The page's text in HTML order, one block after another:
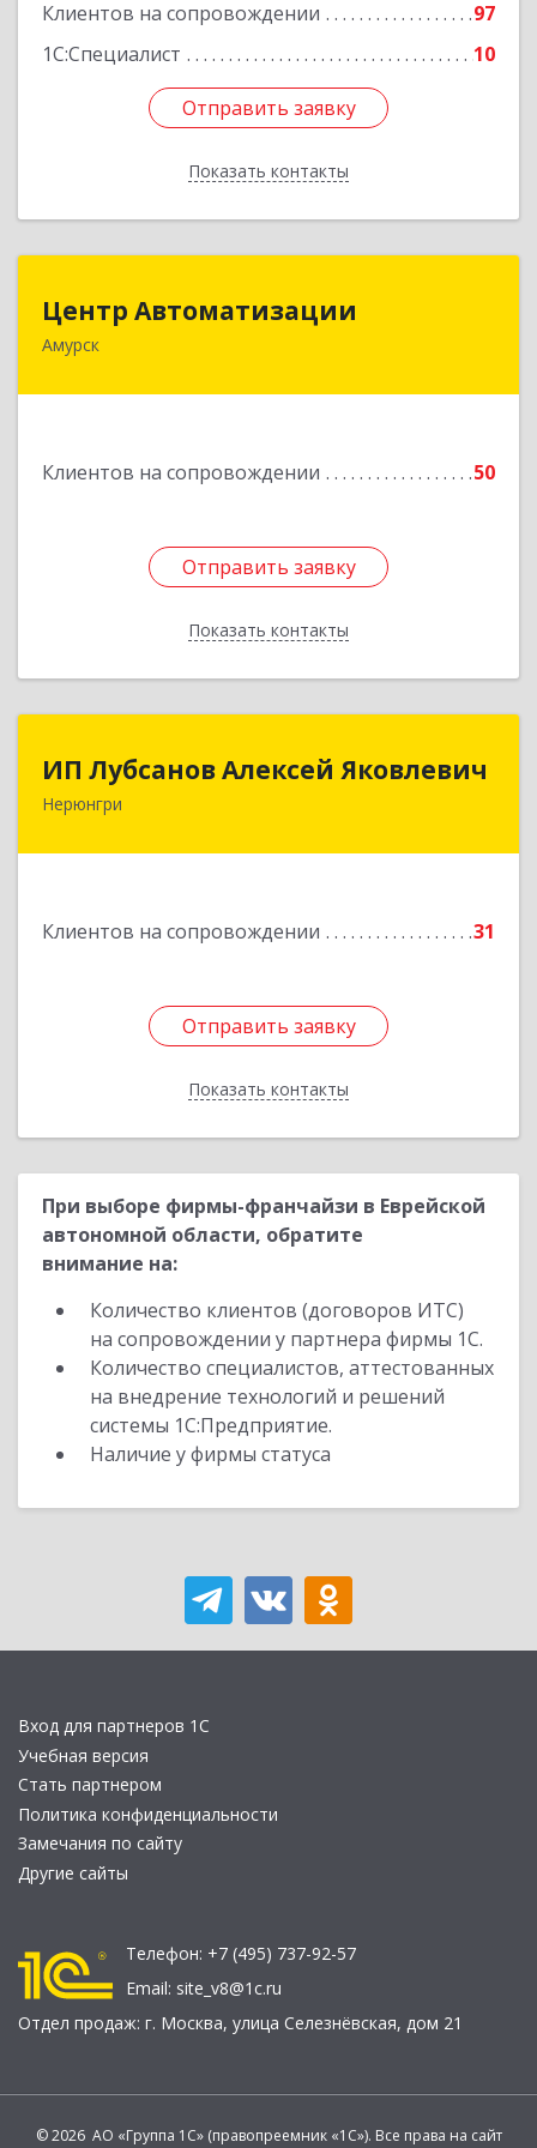
Клиентов на сопровождении
97
1С:Специалист
10
Отправить заявку
Показать контакты
Отправить заявку
Назад
Центр Автоматизации
Амурск
Клиентов на сопровождении 50
Отправить заявку
Показать контакты
682640, Хабаровский край, Амурск г, Мира пр-
Отправить заявку
Назад
ИП Лубсанов Алексей Яковлевич
Нерюнгри
Клиентов на сопровождении 31
Отправить заявку
Показать контакты
ИП Лубсанов Алексей Яковлевич
675002, Амурская область, г. Благовещенск, ул.
Отправить заявку
Назад
При выборе фирмы-франчайзи в Еврейской
автономной области, обратите
внимание на:
Количество клиентов (договоров ИТС)
на сопровождении у партнера фирмы 1С.
Количество специалистов, аттестованных
на внедрение технологий и решений
системы 1С:Предприятие.
Наличие у фирмы статуса
Вход для партнеров 1С
Учебная версия
Стать партнером
Политика конфиденциальности
Замечания по сайту
Другие сайты
Телефон: +7 (495) 737-92-57
Email: site_v8@1c.ru
Отдел продаж: г. Москва, улица Селезнёвская, дом 21
© 2026 АО «Группа 1С» (правопреемник «1С»). Все права на сайт